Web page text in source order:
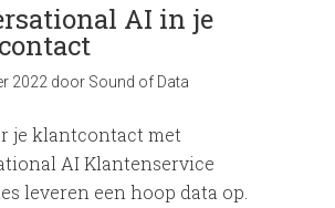
AI in je
2022 door Sound of Data
je klantcontact met
AI Klantenservice
leveren een hoop data op.